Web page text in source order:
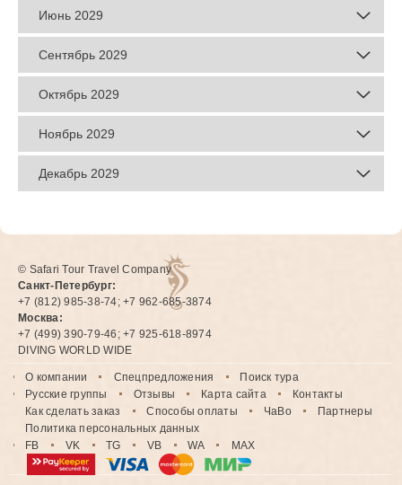
Июнь 2029
Сентябрь 2029
Октябрь 2029
Ноябрь 2029
Декабрь 2029
© Safari Tour Travel Company
Санкт-Петербург:
+7 (812) 985-38-74; +7 962-685-3874
Москва:
+7 (499) 390-79-46; +7 925-618-8974
DIVING WORLD WIDE
О компании Спецпредложения
Поиск тура
Русские группы
Отзывы Карта сайта
Контакты
Как сделать заказ
Способы оплаты ЧаВо
Партнеры
Политика персональных данных
FB
VK TG VB WA MAX